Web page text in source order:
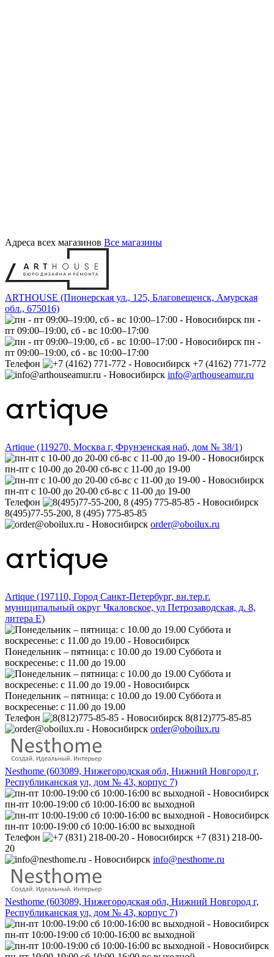
Адреса всех магазинов Все магазины
ARTHOUSE (Пионерская ул., 125, Благовещенск, Амурская
обл., 675016)
пн -
пт 09:00–19:00, сб - вс 10:00–17:00
пн -
пт 09:00–19:00, сб - вс 10:00–17:00
Телефон
+7 (4162) 771-772
info@arthouseamur.ru
Artique (119270, Москва г, Фрунзенская наб, дом № 38/1)
пн-пт с 10-00 до 20-00 сб-вс с 11-00 до 19-00
пн-пт с 10-00 до 20-00 сб-вс с 11-00 до 19-00
Телефон
8(495)77-55-200, 8 (495) 775-85-85
order@oboilux.ru
Artique (197110, Город Санкт-Петербург, вн.тер.г.
муниципальный округ Чкаловское, ул Петрозаводская, д. 8,
литера Е)
Понедельник – пятница: с 10.00 до 19.00 Суббота и
воскресенье: с 11.00 до 19.00
Понедельник – пятница: с 10.00 до 19.00 Суббота и
воскресенье: с 11.00 до 19.00
Телефон
8(812)775-85-85
order@oboilux.ru
Nesthome (603089, Нижегородская обл, Нижний Новгород г,
Республиканская ул, дом № 43, корпус 7)
пн-пт 10:00-19:00 сб 10:00-16:00 вс выходной
пн-пт 10:00-19:00 сб 10:00-16:00 вс выходной
Телефон
+7 (831) 218-00-
20
info@nesthome.ru
Nesthome (603089, Нижегородская обл, Нижний Новгород г,
Республиканская ул, дом № 43, корпус 7)
пн-пт 10:00-19:00 сб 10:00-16:00 вс выходной